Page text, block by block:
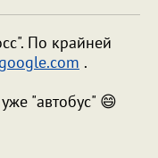
По крайней
.
"автобус" 😄